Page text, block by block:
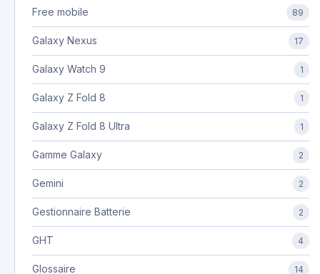
Free mobile 89
Galaxy Nexus 17
Galaxy Watch 9 1
Galaxy Z Fold 8 1
Galaxy Z Fold 8 Ultra 1
Gamme Galaxy 2
Gemini 2
Gestionnaire Batterie 2
GHT 4
Glossaire 14